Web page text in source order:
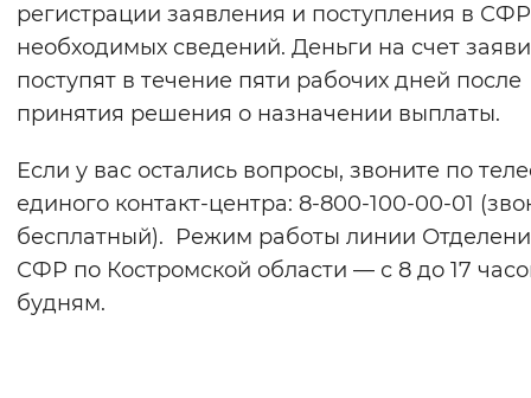
регистрации заявления и поступления в СФР
необходимых сведений. Деньги на счет
поступят в течение пяти рабочих дней после
принятия решения о назначении выплаты.
Если у вас остались вопросы, звоните по
единого контакт-центра: 8-800-100-00-01
бесплатный). Режим работы линии
СФР по Костромской области — с 8 до 17
будням.